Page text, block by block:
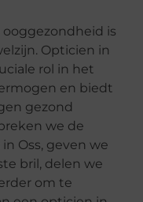
is
Opticien in
rol in het
en biedt
gezond
we de
Oss, geven we
bril, delen we
om te